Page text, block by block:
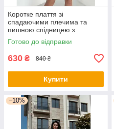
Коротке плаття зі
спадаючими плечима та
пишною спідницею з
воланом (р. 42-46)
66py5272Qr
Готово до відправки
630 ₴ 840 ₴
Купити
–10%